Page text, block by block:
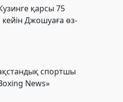
қарсы 75
Джошуаға өз-
спортшы
News»